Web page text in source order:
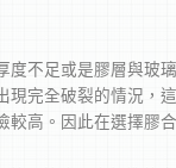
度不足或是膠層與玻
現完全破裂的情況，
較高。因此在選擇膠